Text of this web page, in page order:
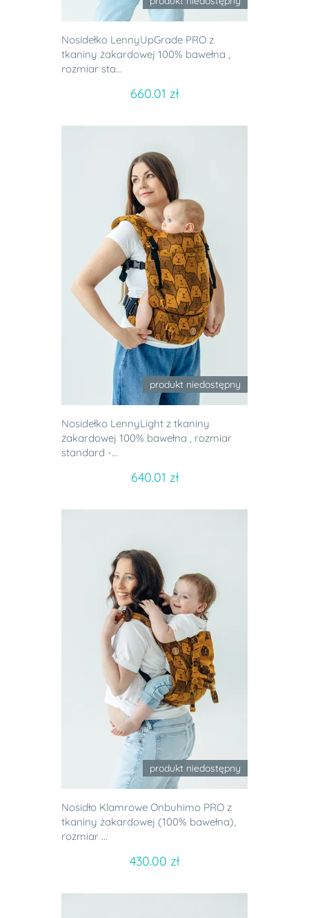
Nosidełko LennyUpGrade PRO z
tkaniny żakardowej 100% bawełna ,
rozmiar sta...
660.01 zł
produkt niedostępny
Nosidełko LennyLight z tkaniny
żakardowej 100% bawełna , rozmiar
standard -...
640.01 zł
produkt niedostępny
Nosidło Klamrowe Onbuhimo PRO z
tkaniny żakardowej (100% bawełna),
rozmiar ...
430.00 zł